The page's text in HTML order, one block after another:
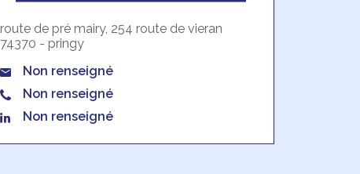
route de pré mairy, 254 route de vieran
74370 - pringy
Non renseigné
Non renseigné
Non renseigné